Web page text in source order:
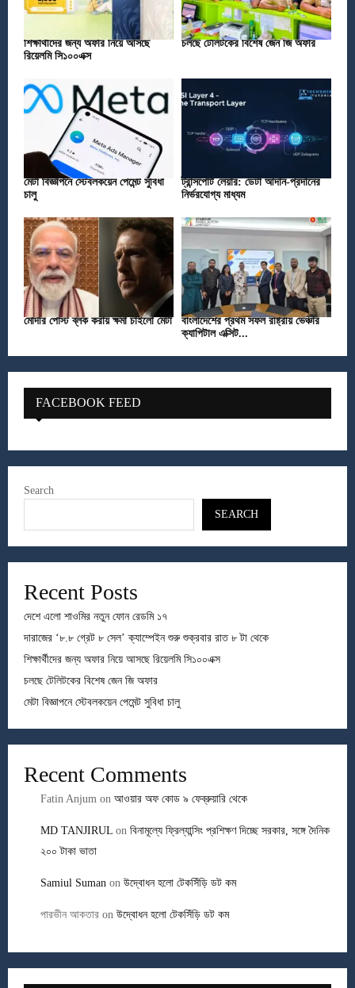
শিক্ষার্থীদের জন্য অফার নিয়ে আসছে
রিয়েলমি সি১০০এক্স
চলছে টেলিটকের বিশেষ জেন জি অফার
মেটা বিজ্ঞাপনে স্টেবলকয়েন পেমেন্ট সুবিধা
চালু
ট্রান্সপোর্ট লেয়ার: ডেটা আদান-প্রদানের
নির্ভরযোগ্য মাধ্যম
মোদীর পোস্ট ব্লক করায় ক্ষমা চাইলো মেটা
বাংলাদেশের প্রথম সফল রাষ্ট্রীয় ভেঞ্চার
ক্যাপিটাল এক্সিট...
FACEBOOK FEED
Search
SEARCH
Recent Posts
দেশে এলো শাওমির নতুন ফোন রেডমি ১৭
দারাজের ‘৮.৮ গ্রেট ৮ সেল’ ক্যাম্পেইন শুরু শুক্রবার রাত ৮ টা থেকে
শিক্ষার্থীদের জন্য অফার নিয়ে আসছে রিয়েলমি সি১০০এক্স
চলছে টেলিটকের বিশেষ জেন জি অফার
মেটা বিজ্ঞাপনে স্টেবলকয়েন পেমেন্ট সুবিধা চালু
Recent Comments
Fatin Anjum on আওয়ার অফ কোড ৯ ফেব্রুয়ারি থেকে
MD TANJIRUL on বিনামূল্যে ফ্রিল্যান্সিং প্রশিক্ষণ দিচ্ছে সরকার, সঙ্গে দৈনিক
২০০ টাকা ভাতা
Samiul Suman on উদ্বোধন হলো টেকসিঁড়ি ডট কম
পারভীন আকতার on উদ্বোধন হলো টেকসিঁড়ি ডট কম